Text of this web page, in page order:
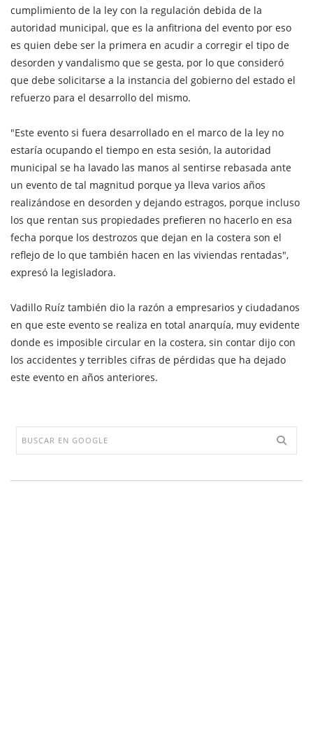
cumplimiento de la ley con la regulación debida de la
autoridad municipal, que es la anfitriona del evento por eso
es quien debe ser la primera en acudir a corregir el tipo de
desorden y vandalismo que se gesta, por lo que consideró
que debe solicitarse a la instancia del gobierno del estado el
refuerzo para el desarrollo del mismo.
"Este evento si fuera desarrollado en el marco de la ley no
estaría ocupando el tiempo en esta sesión, la autoridad
municipal se ha lavado las manos al sentirse rebasada ante
un evento de tal magnitud porque ya lleva varios años
realizándose en desorden y dejando estragos, porque incluso
los que rentan sus propiedades prefieren no hacerlo en esa
fecha porque los destrozos que dejan en la costera son el
reflejo de lo que también hacen en las viviendas rentadas",
expresó la legisladora.
Vadillo Ruíz también dio la razón a empresarios y ciudadanos
en que este evento se realiza en total anarquía, muy evidente
donde es imposible circular en la costera, sin contar dijo con
los accidentes y terribles cifras de pérdidas que ha dejado
este evento en años anteriores.